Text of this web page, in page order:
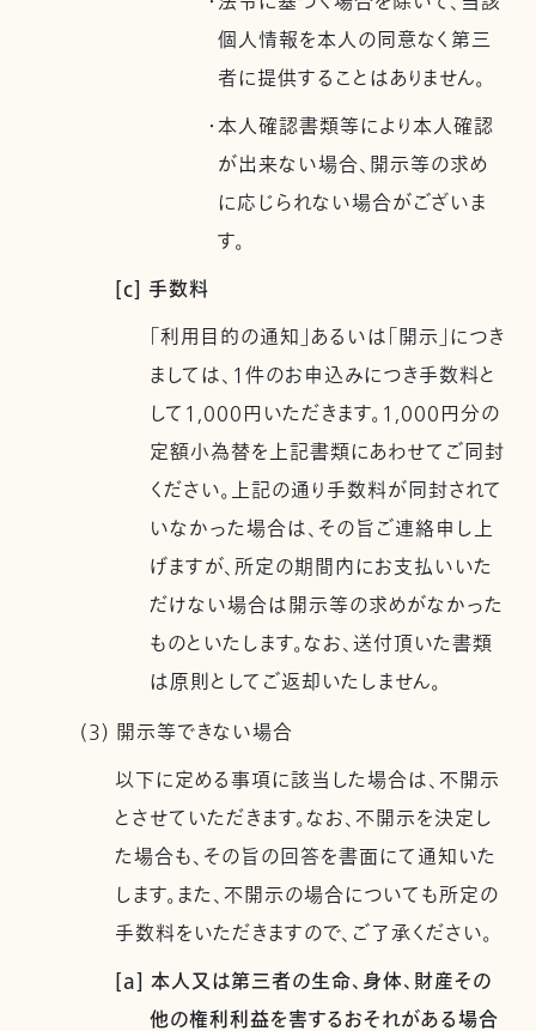
個人情報を本人の同意なく第三
者に提供することはありません。
・本人確認書類等により本人確認
が出来ない場合、開示等の求め
に応じられない場合がございま
す。
[c] 手数料
「利用目的の通知」あるいは「開示」につき
ましては、1件のお申込みにつき手数料と
して1,000円いただきます。1,000円分の
定額小為替を上記書類にあわせてご同封
ください。上記の通り手数料が同封されて
いなかった場合は、その旨ご連絡申し上
げますが、所定の期間内にお支払いいた
だけない場合は開示等の求めがなかった
ものといたします。なお、送付頂いた書類
は原則としてご返却いたしません。
(3) 開示等できない場合
以下に定める事項に該当した場合は、不開示
とさせていただきます。なお、不開示を決定し
た場合も、その旨の回答を書面にて通知いた
します。また、不開示の場合についても所定の
手数料をいただきますので、ご了承ください。
[a] 本人又は第三者の生命、身体、財産その
他の権利利益を害するおそれがある場合